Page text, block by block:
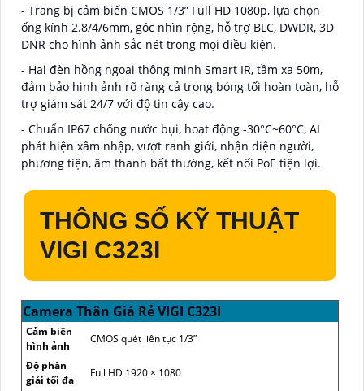
- Trang bị cảm biến CMOS 1/3” Full HD 1080p, lựa chọn
ống kính 2.8/4/6mm, góc nhìn rộng, hỗ trợ BLC, DWDR, 3D
DNR cho hình ảnh sắc nét trong mọi điều kiện.
- Hai đèn hồng ngoại thông minh Smart IR, tầm xa 50m,
đảm bảo hình ảnh rõ ràng cả trong bóng tối hoàn toàn, hỗ
trợ giám sát 24/7 với độ tin cậy cao.
- Chuẩn IP67 chống nước bụi, hoạt động -30°C~60°C, AI
phát hiện xâm nhập, vượt ranh giới, nhận diện người,
phương tiện, âm thanh bất thường, kết nối PoE tiện lợi.
THÔNG SỐ KỸ THUẬT
VIGI C323I
Camera Thân Giá Rẻ VIGI C323I
Cảm biến
hình ảnh
CMOS quét liên tục 1/3”
Độ phân
giải tối đa
Full HD 1920 × 1080